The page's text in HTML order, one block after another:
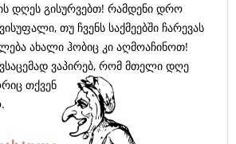
დღეს გისურვებთ! რამდენი დრო
თუ ჩვენს საქმეებში ჩარევას
ახალი ჰობიც კი აღმოაჩინოთ!
ვაპირებ, რომ მთელი დღე
თქვენ